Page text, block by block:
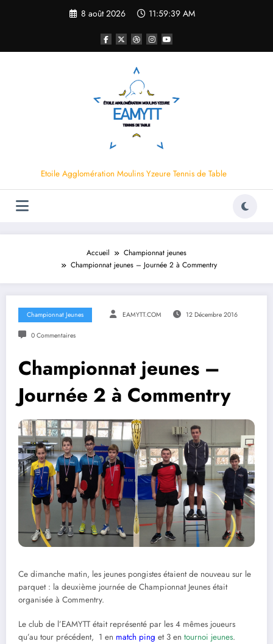
8 août 2026 11:59:39 AM
Etoile Agglomération Moulins Yzeure Tennis de Table
Accueil
Championnat jeunes
Championnat jeunes – Journée 2 à Commentry
Championnat Jeunes EAMYTT.COM 12 Décembre 2016
0 Commentaires
Championnat jeunes –
Journée 2 à Commentry
Ce dimanche matin, les jeunes pongistes étaient de nouveau sur le
parquet : la deuxième journée de Championnat Jeunes était
organisée à Commentry.
Le club de l’EAMYTT était représenté par les 4 mêmes joueurs
qu’au tour précédent, 1 en match ping et 3 en tournoi jeunes.